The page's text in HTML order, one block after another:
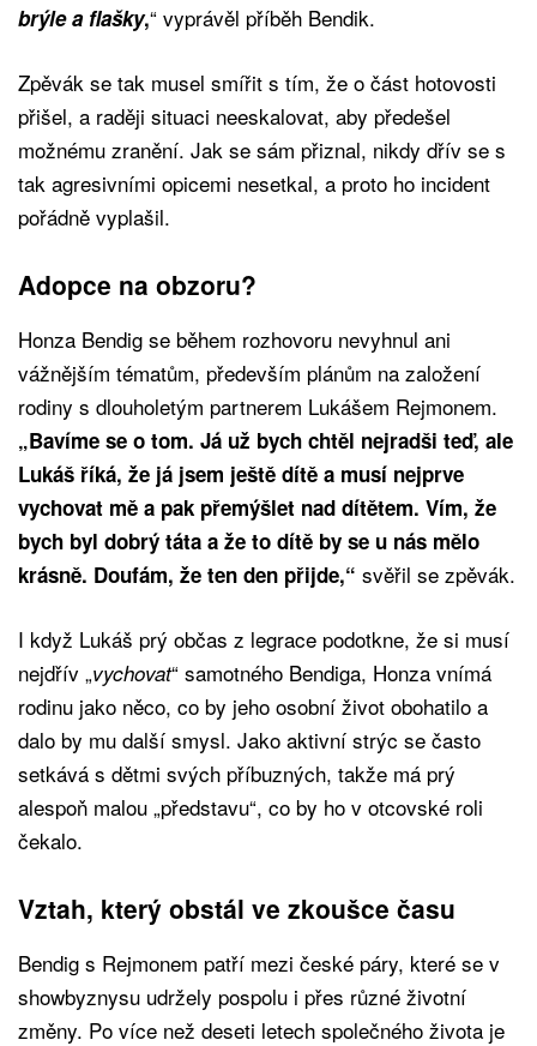
brýle a flašky,“ vyprávěl příběh Bendik.
Zpěvák se tak musel smířit s tím, že o část hotovosti
přišel, a raději situaci neeskalovat, aby předešel
možnému zranění. Jak se sám přiznal, nikdy dřív se s
tak agresivními opicemi nesetkal, a proto ho incident
pořádně vyplašil.
Adopce na obzoru?
Honza Bendig se během rozhovoru nevyhnul ani
vážnějším tématům, především plánům na založení
rodiny s dlouholetým partnerem Lukášem Rejmonem.
„Bavíme se o tom. Já už bych chtěl nejradši teď, ale
Lukáš říká, že já jsem ještě dítě a musí nejprve
vychovat mě a pak přemýšlet nad dítětem. Vím, že
bych byl dobrý táta a že to dítě by se u nás mělo
krásně. Doufám, že ten den přijde,“ svěřil se zpěvák.
I když Lukáš prý občas z legrace podotkne, že si musí
nejdřív „vychovat“ samotného Bendiga, Honza vnímá
rodinu jako něco, co by jeho osobní život obohatilo a
dalo by mu další smysl. Jako aktivní strýc se často
setkává s dětmi svých příbuzných, takže má prý
alespoň malou „představu“, co by ho v otcovské roli
čekalo.
Vztah, který obstál ve zkoušce času
Bendig s Rejmonem patří mezi české páry, které se v
showbyznysu udržely pospolu i přes různé životní
změny. Po více než deseti letech společného života je